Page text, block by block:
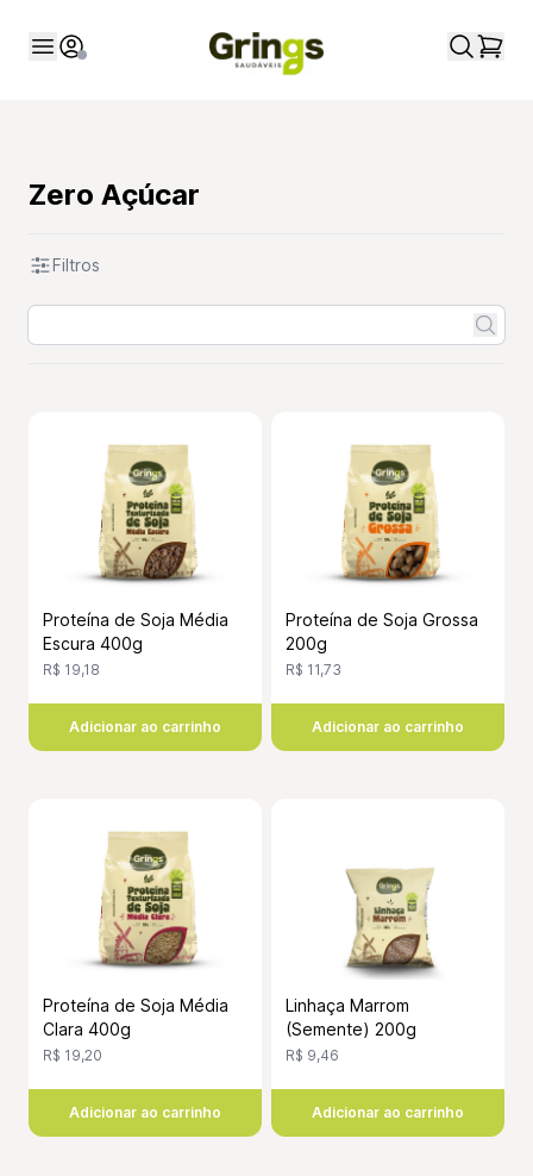
Zero Açúcar
Filtros
Proteína de Soja Média
Escura 400g
R$ 19,18
Adicionar ao carrinho
Proteína de Soja Grossa
200g
R$ 11,73
Adicionar ao carrinho
Proteína de Soja Média
Clara 400g
R$ 19,20
Adicionar ao carrinho
Linhaça Marrom
(Semente) 200g
R$ 9,46
Adicionar ao carrinho